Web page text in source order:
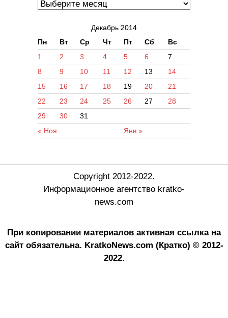
Декабрь 2014
Пн
Вт Ср Чт Пт Сб Вс
« Ноя Янв »
1 2 3 4 5 6
7
8
9 10 11 12 13
14
15
16 17 18 19 20
21
22
23 24 25 26 27
28
29
30 31
Copyright 2012-2022.
Информационное агентство kratko-
news.com
При копировании материалов активная ссылка на
сайт обязательна. KratkoNews.com (Кратко) © 2012-
2022.